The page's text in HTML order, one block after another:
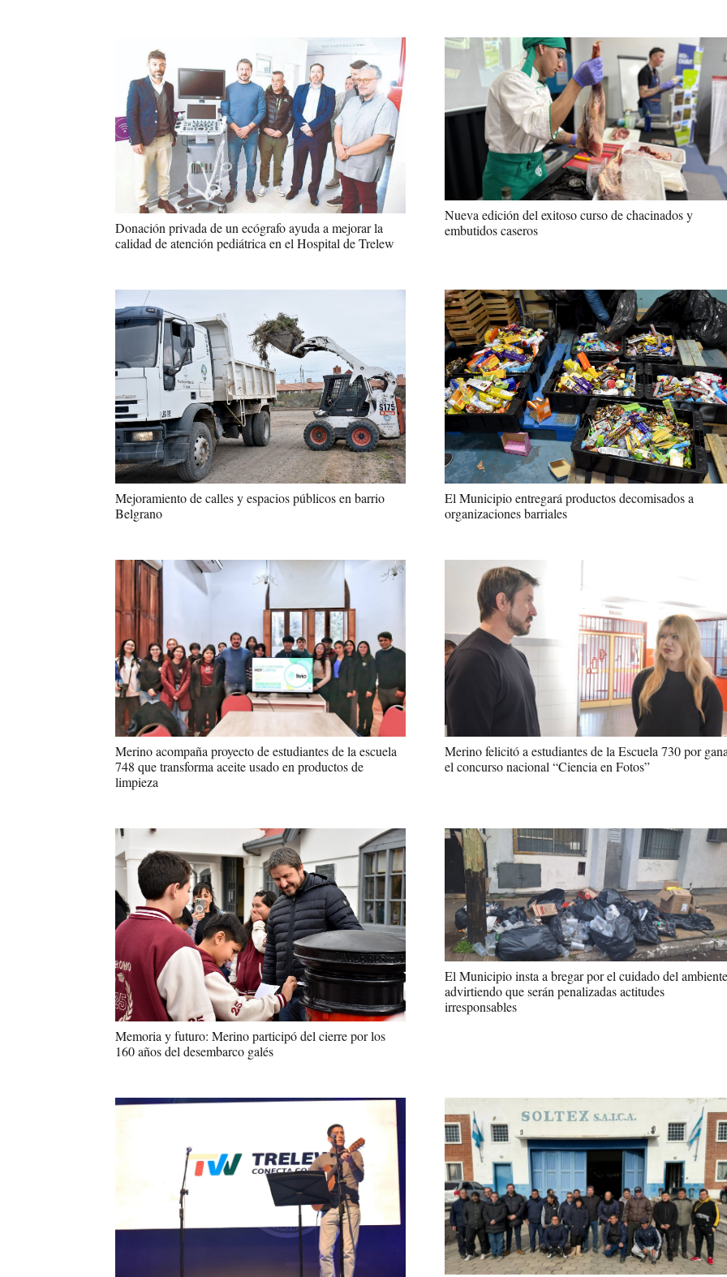
Donación privada de un ecógrafo ayuda a mejorar la
calidad de atención pediátrica en el Hospital de Trelew
Nueva edición del exitoso curso de chacinados y
embutidos caseros
Mejoramiento de calles y espacios públicos en barrio
Belgrano
El Municipio entregará productos decomisados a
organizaciones barriales
Merino acompaña proyecto de estudiantes de la escuela
748 que transforma aceite usado en productos de
limpieza
Merino felicitó a estudiantes de la Escuela 730 por
el concurso nacional “Ciencia en Fotos”
Memoria y futuro: Merino participó del cierre por los
160 años del desembarco galés
El Municipio insta a bregar por el cuidado del
advirtiendo que serán penalizadas actitudes
irresponsables